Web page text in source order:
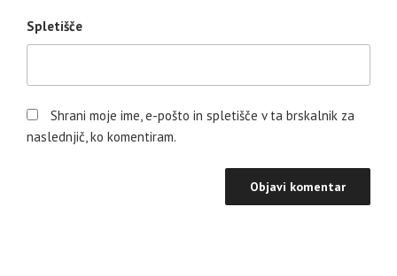
Spletišče
Shrani moje ime, e-pošto in spletišče v ta brskalnik za
naslednjič, ko komentiram.